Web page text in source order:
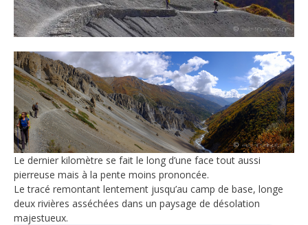
Le dernier kilomètre se fait le long d’une face tout aussi
pierreuse mais à la pente moins prononcée.
Le tracé remontant lentement jusqu’au camp de base, longe
deux rivières asséchées dans un paysage de désolation
majestueux.